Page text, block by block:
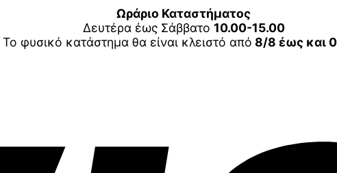
Ωράριο Καταστήματος
Δευτέρα έως Σάββατο 10.00-15.00
Το φυσικό κατάστημα θα είναι κλειστό από 8/8 έως και